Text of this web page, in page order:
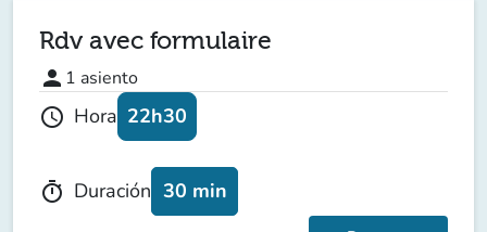
Rdv avec formulaire
person 1 asiento
schedule Hora 22h30
timer Duración 30 min